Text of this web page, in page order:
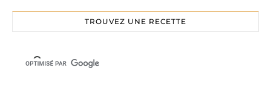
TROUVEZ UNE RECETTE